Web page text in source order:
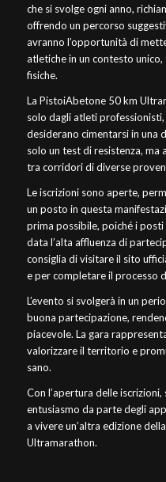
che si svolge ogni anno,
offrendo un percorso
avranno l’opportunità di
atletiche in un contesto
fisiche.
La PistoiAbetone 50 km
solo dagli atleti
desiderano cimentarsi in una
solo un test di resistenza, ma
tra corridori di diverse
Le iscrizioni sono aperte,
un posto in questa
prima possibile, poiché i
data l’alta affluenza di
consiglia di visitare il sito
e per completare il processo
L’evento si svolgerà in un
buona partecipazione,
piacevole. La gara
valorizzare il territorio e
sano.
Con l’apertura delle
entusiasmo da parte degli
a vivere un’altra edizione
Ultramarathon.